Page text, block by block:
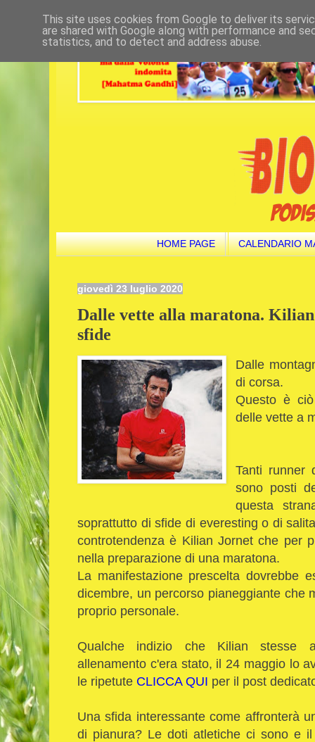
HOME PAGE CALENDARIO
giovedì 23 luglio 2020
Dalle vette alla maratona.
sfide
Dalle
di corsa.
Questo è
delle vette a
Tanti runner
sono posti
questa
soprattutto di sfide di everesting o di
controtendenza è Kilian Jornet che per
nella preparazione di una maratona.
La manifestazione prescelta dovrebbe
dicembre, un percorso pianeggiante che
proprio personale.
Qualche indizio che Kilian stesse
allenamento c'era stato, il 24 maggio lo
le ripetute CLICCA QUI per il post
Una sfida interessante come affronterà
di pianura? Le doti atletiche ci sono e
This site uses cookies from Google to deliver its
are shared with Google along with performance and
statistics, and to detect and address abuse.